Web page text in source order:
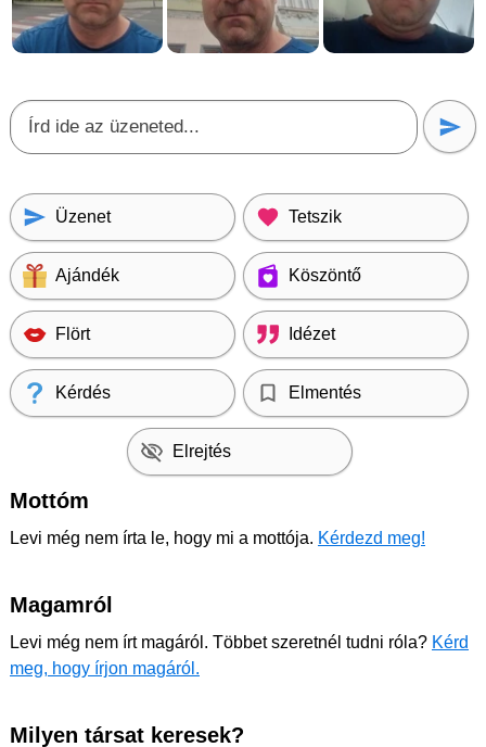
Üzenet Tetszik
Ajándék Köszöntő
Flört Idézet
Kérdés Elmentés
Elrejtés
Mottóm
Levi még nem írta le, hogy mi a mottója. Kérdezd meg!
Magamról
Levi még nem írt magáról. Többet szeretnél tudni róla? Kérd
meg, hogy írjon magáról.
Milyen társat keresek?